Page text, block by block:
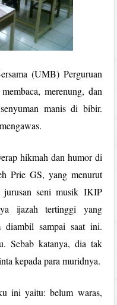
(UMB) Perguruan
merenung, dan
manis di bibir.
hikmah dan humor di
Prie GS, yang menurut
seni musik IKIP
ijazah tertinggi yang
diambil sampai saat ini.
Sebab katanya, dia tak
kepada para muridnya.
ini yaitu: belum waras,